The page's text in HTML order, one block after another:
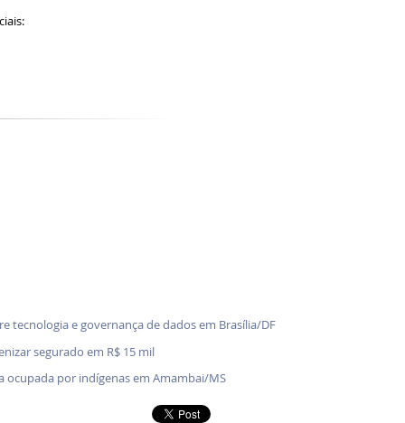
tecnologia e governança de dados em Brasília/DF
segurado em R$ 15 mil
ocupada por indígenas em Amambai/MS